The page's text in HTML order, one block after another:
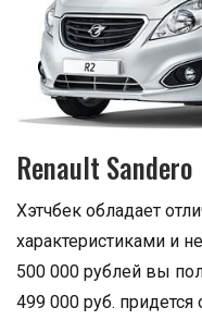
Renault Sandero
Хэтчбек обладает
характеристиками и
500 000 рублей вы
499 000 руб.